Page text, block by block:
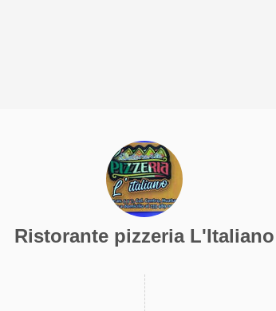
Ristorante pizzeria L'Italiano